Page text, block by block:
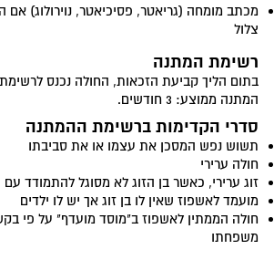
מכתב מומחה (גריאטר, פסיכיאטר, נוירולוג)
צלול
רשימת המתנה
בתום הליך קביעת הזכאות, החולה נכנס
המתנה ממוצע: 3 חודשים.
סדרי הקדימות ברשימת ההמתנה
תשוש נפש המסכן את עצמו או את סביבתו
חולה ערירי
זוג ערירי, כאשר בן הזוג לא מסוגל להתמודד עם
מועמד לאשפוז שאין לו בן זוג אך יש לו ילדים
חולה הממתין לאשפוז ב"מוסד מועדף" על פי
משפחתו